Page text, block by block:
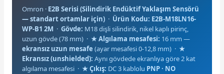
Omron · E2B Serisi (Silindirik Endüktif Yaklaşım Sensörü
— standart ortamlar için) · Ürün Kodu: E2B-M18LN16-
WP-B1 2M · Gövde: M18 dişli silindirik, nikel kaplı pirinç,
uzun gövde (78 mm) · ★ Algılama mesafesi: 16 mm —
ekransız uzun mesafe (ayar mesafesi 0-12,8 mm) · ★
Ekransız (unshielded): Aynı gövdede ekranlıya göre 2 kat
algılama mesafesi · ★ Çıkış: DC 3 kablolu PNP · NO